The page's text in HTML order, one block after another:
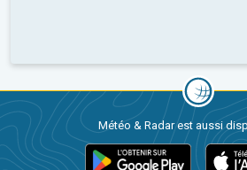
Météo & Radar est aussi